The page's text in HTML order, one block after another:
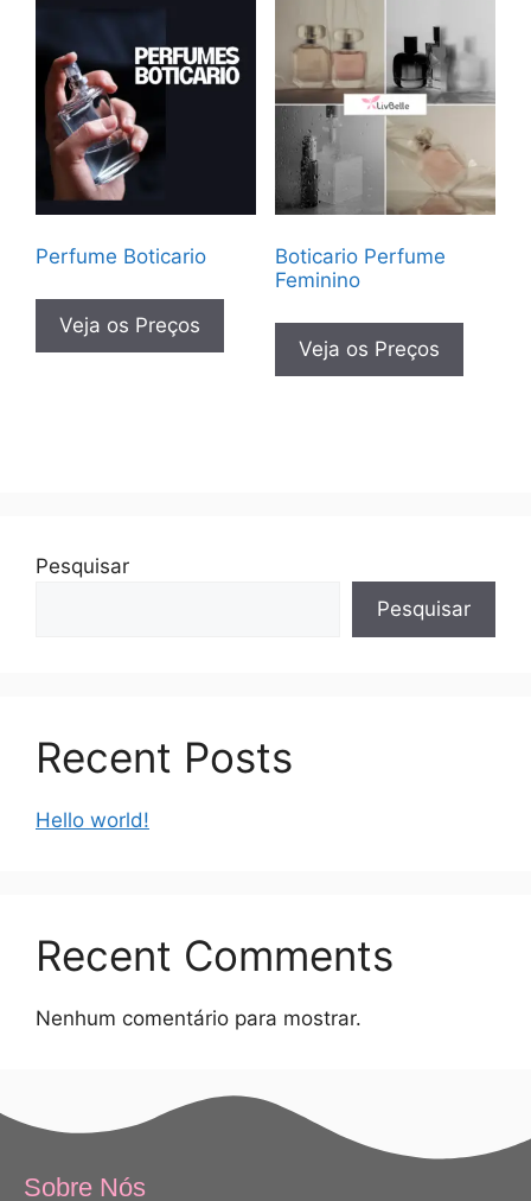
Perfume Boticario
Veja os Preços
Boticario Perfume
Feminino
Veja os Preços
Pesquisar
Pesquisar
Recent Posts
Hello world!
Recent Comments
Nenhum comentário para mostrar.
Sobre Nós